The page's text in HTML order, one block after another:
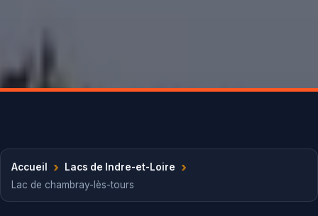
Accueil › Lacs de Indre-et-Loire ›
Lac de chambray-lès-tours